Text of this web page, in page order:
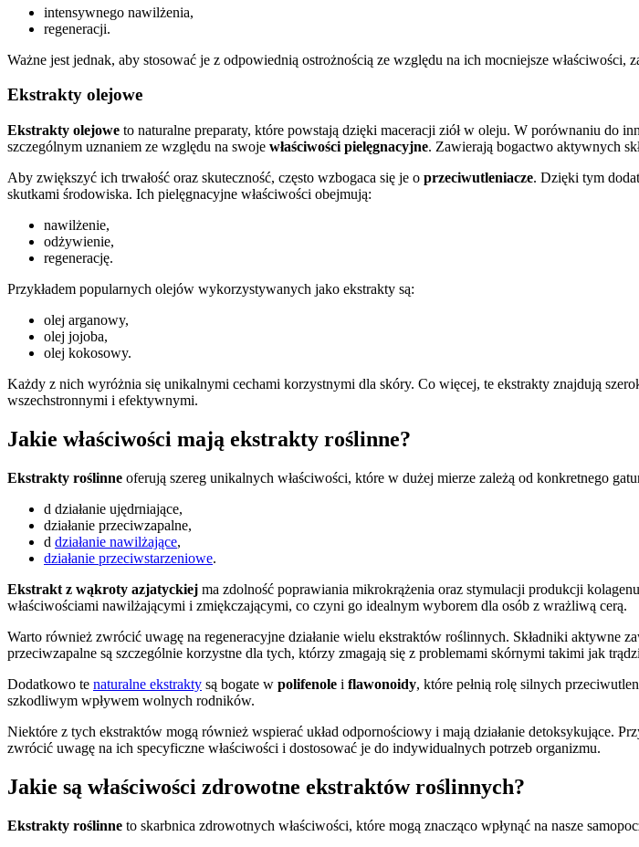
intensywnego nawilżenia,
regeneracji.
Ważne jest jednak, aby stosować je z odpowiednią ostrożnością ze względu na ich mocniejsze właściwości,
Ekstrakty olejowe
Ekstrakty olejowe to naturalne preparaty, które powstają dzięki maceracji ziół w oleju. W porównaniu do
szczególnym uznaniem ze względu na swoje właściwości pielęgnacyjne. Zawierają bogactwo aktywnych
Aby zwiększyć ich trwałość oraz skuteczność, często wzbogaca się je o przeciwutleniacze. Dzięki tym
skutkami środowiska. Ich pielęgnacyjne właściwości obejmują:
nawilżenie,
odżywienie,
regenerację.
Przykładem popularnych olejów wykorzystywanych jako ekstrakty są:
olej arganowy,
olej jojoba,
olej kokosowy.
Każdy z nich wyróżnia się unikalnymi cechami korzystnymi dla skóry. Co więcej, te ekstrakty znajdują
wszechstronnymi i efektywnymi.
Jakie właściwości mają ekstrakty roślinne?
Ekstrakty roślinne oferują szereg unikalnych właściwości, które w dużej mierze zależą od konkretnego
d działanie ujędrniające,
działanie przeciwzapalne,
d działanie nawilżające,
działanie przeciwstarzeniowe.
Ekstrakt z wąkroty azjatyckiej ma zdolność poprawiania mikrokrążenia oraz stymulacji produkcji
właściwościami nawilżającymi i zmiękczającymi, co czyni go idealnym wyborem dla osób z wrażliwą cerą.
Warto również zwrócić uwagę na regeneracyjne działanie wielu ekstraktów roślinnych. Składniki aktywne
przeciwzapalne są szczególnie korzystne dla tych, którzy zmagają się z problemami skórnymi takimi jak
Dodatkowo te naturalne ekstrakty są bogate w polifenole i flawonoidy, które pełnią rolę silnych
szkodliwym wpływem wolnych rodników.
Niektóre z tych ekstraktów mogą również wspierać układ odpornościowy i mają działanie detoksykujące.
zwrócić uwagę na ich specyficzne właściwości i dostosować je do indywidualnych potrzeb organizmu.
Jakie są właściwości zdrowotne ekstraktów roślinnych?
Ekstrakty roślinne to skarbnica zdrowotnych właściwości, które mogą znacząco wpłynąć na nasze